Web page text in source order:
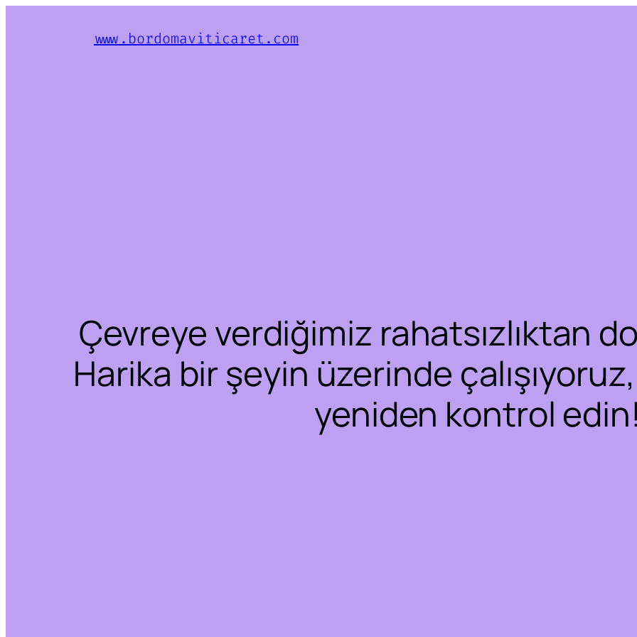
www.bordomaviticaret.com
Çevreye verdiğimiz rahatsızlıktan
Harika bir şeyin üzerinde
yeniden kontrol edin!